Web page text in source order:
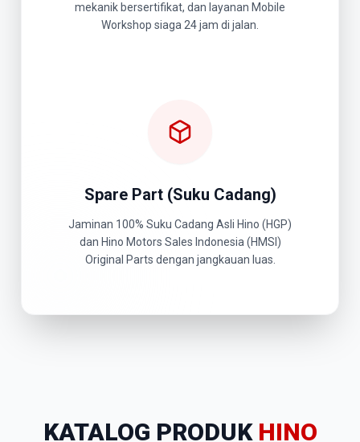
mekanik bersertifikat, dan layanan Mobile
Workshop siaga 24 jam di jalan.
Spare Part (Suku Cadang)
Jaminan 100% Suku Cadang Asli Hino (HGP)
dan Hino Motors Sales Indonesia (HMSI)
Original Parts dengan jangkauan luas.
KATALOG PRODUK HINO